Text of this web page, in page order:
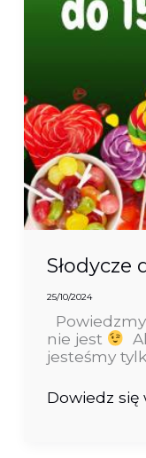
Słodycze
25/10/2024
nie jest
jesteśmy
Dowiedz się